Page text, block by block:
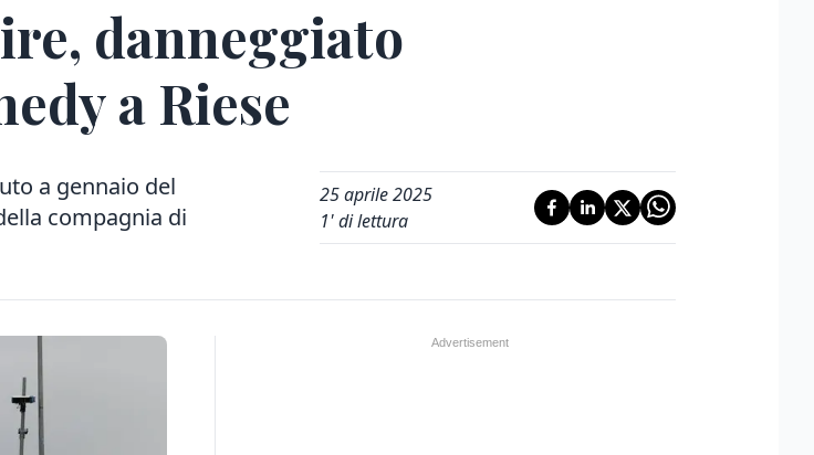
danneggiato
a Riese
a gennaio del
compagnia di
25 aprile 2025
1' di lettura